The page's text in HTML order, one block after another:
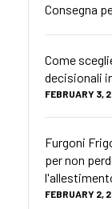
Consegna
Come
decisionali
FEBRUARY 3,
Furgoni
per non
FEBRUARY 2,